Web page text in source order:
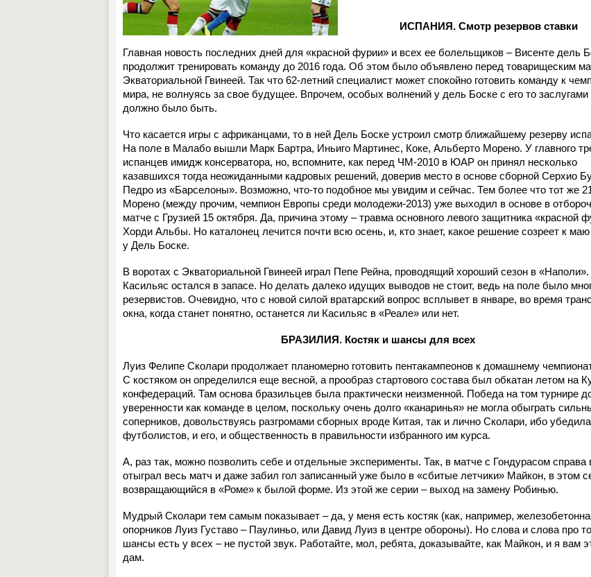
ИСПАНИЯ. Смотр резервов ставки
Главная новость последних дней для «красной фурии» и всех ее болельщиков – Висенте дель
продолжит тренировать команду до 2016 года. Об этом было объявлено перед товарищеским
Экваториальной Гвинеей. Так что 62-летний специалист может спокойно готовить команду к
мира, не волнуясь за свое будущее. Впрочем, особых волнений у дель Боске с его то заслугами
должно было быть.
Что касается игры с африканцами, то в ней Дель Боске устроил смотр ближайшему резерву
На поле в Малабо вышли Марк Бартра, Иньиго Мартинес, Коке, Альберто Морено. У главного
испанцев имидж консерватора, но, вспомните, как перед ЧМ-2010 в ЮАР он принял несколько
казавшихся тогда неожиданными кадровых решений, доверив место в основе сборной Серхио
Педро из «Барселоны». Возможно, что-то подобное мы увидим и сейчас. Тем более что тот же
Морено (между прочим, чемпион Европы среди молодежи-2013) уже выходил в основе в
матче с Грузией 15 октября. Да, причина этому – травма основного левого защитника «красной
Хорди Альбы. Но каталонец лечится почти всю осень, и, кто знает, какое решение созреет к маю
у Дель Боске.
В воротах с Экваториальной Гвинеей играл Пепе Рейна, проводящий хороший сезон в
Касильяс остался в запасе. Но делать далеко идущих выводов не стоит, ведь на поле было
резервистов. Очевидно, что с новой силой вратарский вопрос всплывет в январе, во время
окна, когда станет понятно, останется ли Касильяс в «Реале» или нет.
БРАЗИЛИЯ. Костяк и шансы для всех
Луиз Фелипе Сколари продолжает планомерно готовить пентакампеонов к домашнему
С костяком он определился еще весной, а прообраз стартового состава был обкатан летом на
конфедераций. Там основа бразильцев была практически неизменной. Победа на том турнире
уверенности как команде в целом, поскольку очень долго «канаринья» не могла обыграть
соперников, довольствуясь разгромами сборных вроде Китая, так и лично Сколари, ибо
футболистов, и его, и общественность в правильности избранного им курса.
А, раз так, можно позволить себе и отдельные эксперименты. Так, в матче с Гондурасом справа
отыграл весь матч и даже забил гол записанный уже было в «сбитые летчики» Майкон, в этом
возвращающийся в «Роме» к былой форме. Из этой же серии – выход на замену Робинью.
Мудрый Сколари тем самым показывает – да, у меня есть костяк (как, например,
опорников Луиз Густаво – Паулиньо, или Давид Луиз в центре обороны). Но слова и слова про
шансы есть у всех – не пустой звук. Работайте, мол, ребята, доказывайте, как Майкон, и я вам
дам.